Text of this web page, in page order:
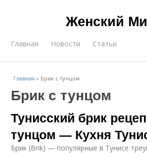
Женский
Главная Новости Статьи
Главная » Брик с тунцом
Брик с тунцом
Тунисский брик
тунцом — Кухня
Брик (Brik) — популярные в Тунисе